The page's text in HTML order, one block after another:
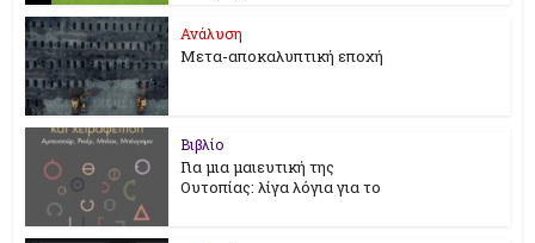
Ανάλυση
Μετα-αποκαλυπτική εποχή
Βιβλίο
Για μια μαιευτική της
Ουτοπίας: λίγα λόγια για το